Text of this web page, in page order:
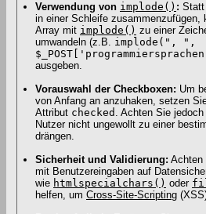
Verwendung von implode() : Statt
in einer Schleife zusammenzufügen,
Array mit implode() zu einer
umwandeln (z.B. implode(", ",
ausgeben.
Vorauswahl der Checkboxen: Um
von Anfang an anzuhaken, setzen
Attribut checked . Achten Sie
Nutzer nicht ungewollt zu einer
drängen.
Sicherheit und Validierung: Achten
mit Benutzereingaben auf
wie htmlspecialchars() oder
helfen, um Cross-Site-Scripting